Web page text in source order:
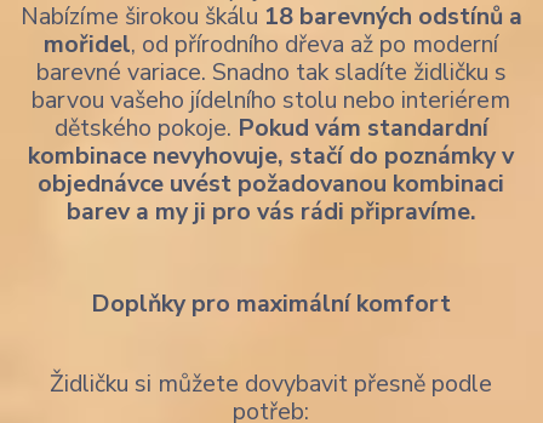
Nabízíme širokou škálu 18 barevných odstínů a
mořidel, od přírodního dřeva až po moderní
barevné variace. Snadno tak sladíte židličku s
barvou vašeho jídelního stolu nebo interiérem
dětského pokoje. Pokud vám standardní
kombinace nevyhovuje, stačí do poznámky v
objednávce uvést požadovanou kombinaci
barev a my ji pro vás rádi připravíme.
Doplňky pro maximální komfort
Židličku si můžete dovybavit přesně podle
potřeb: